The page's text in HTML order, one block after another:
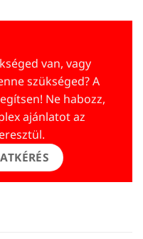
van, vagy
szükséged? A
Ne habozz,
ajánlatot az